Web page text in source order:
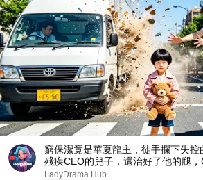
窮保潔竟是華夏龍主，徒手攔下失
殘疾CEO的兒子，還治好了他的腿，
取他。 【戰神媽咪：殘障總裁寵上天
LadyDrama Hub